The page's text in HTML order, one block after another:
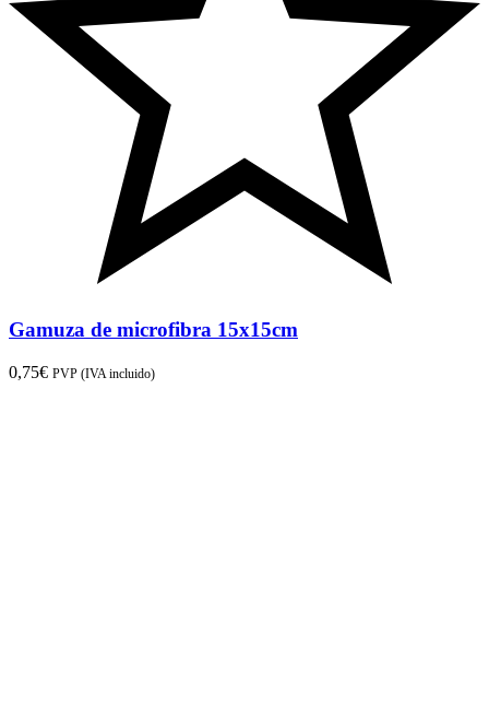
Gamuza de microfibra 15x15cm
0,75€ PVP (IVA incluido)